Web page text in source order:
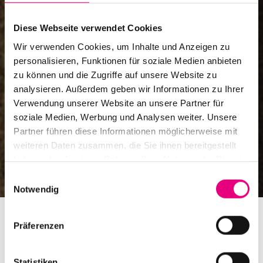
Diese Webseite verwendet Cookies
Wir verwenden Cookies, um Inhalte und Anzeigen zu
personalisieren, Funktionen für soziale Medien anbieten
zu können und die Zugriffe auf unsere Website zu
analysieren. Außerdem geben wir Informationen zu Ihrer
Verwendung unserer Website an unsere Partner für
soziale Medien, Werbung und Analysen weiter. Unsere
Partner führen diese Informationen möglicherweise mit
weiteren Daten zusammen, die Sie ihnen bereitgestellt
Notwendig
Präferenzen